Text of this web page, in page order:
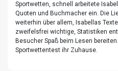
Sportwetten, schnell arbeitete
Quoten und Buchmacher ein. Die
weiterhin über allem, Isabellas
zweifelsfrei wichtige, Statistiken
Besucher Spaß beim Lesen
Sportwettentest ihr Zuhause.